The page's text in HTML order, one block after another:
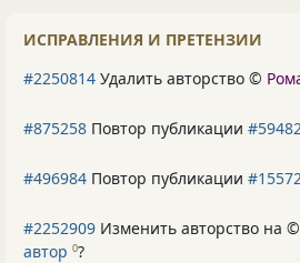
ИСПРАВЛЕНИЯ И ПРЕТЕНЗИИ
#2250814 Удалить авторство ©
#875258 Повтор публикации
#496984 Повтор публикации
#2252909 Изменить авторство на ©
автор 0?